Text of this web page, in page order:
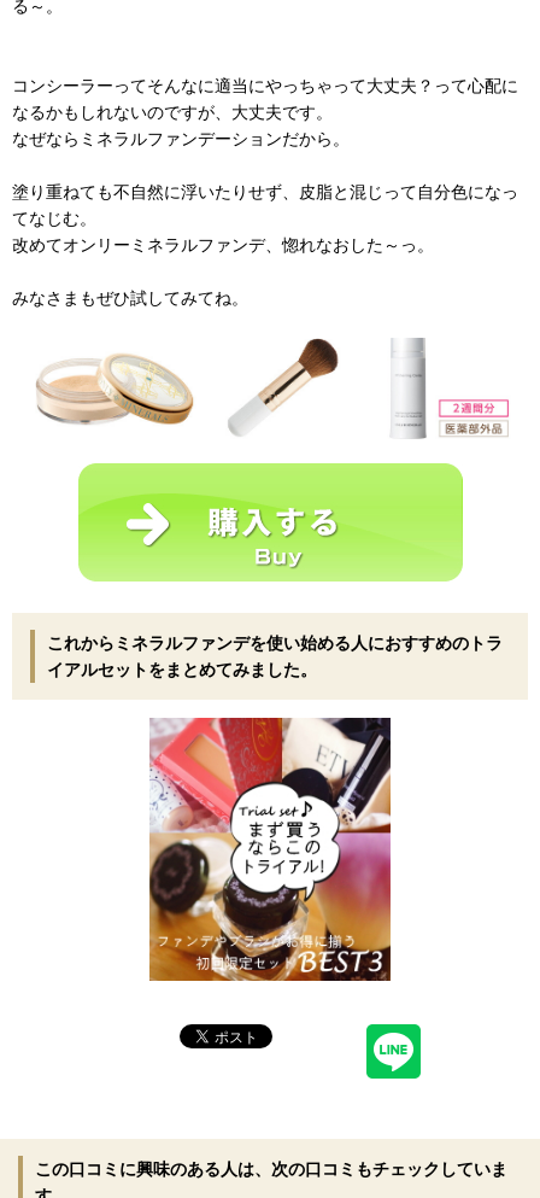
る～。
コンシーラーってそんなに適当にやっちゃって大丈夫？って心配に
なるかもしれないのですが、大丈夫です。
なぜならミネラルファンデーションだから。
塗り重ねても不自然に浮いたりせず、皮脂と混じって自分色になっ
てなじむ。
改めてオンリーミネラルファンデ、惚れなおした～っ。
みなさまもぜひ試してみてね。
これからミネラルファンデを使い始める人におすすめのトラ
イアルセットをまとめてみました。
この口コミに興味のある人は、次の口コミもチェックしていま